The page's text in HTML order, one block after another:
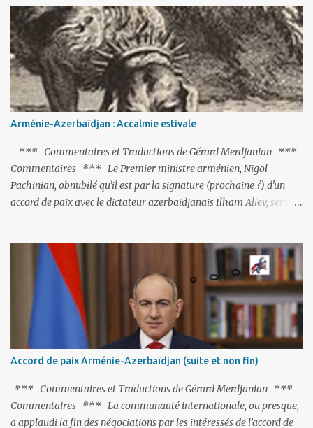
actions menées par le président Erdoğan, et pour certains sur la
réalisation du putsch lui-même.
Arménie-Azerbaïdjan : Accalmie estivale
*** Commentaires et Traductions de Gérard Merdjanian ***
Commentaires *** Le Premier ministre arménien, Nigol
Pachinian, obnubilé qu'il est par la signature (prochaine ?) d'un
accord de paix avec le dictateur azerbaïdjanais Ilham Aliev, serait
C'est hélas fort peu probable ; l'Histoire ou la Littérature ne sont
pas ses points forts, pas plus d'ailleurs que les négociations avec le
tandem turco-azéri. Faisant fi de tout ce qui précède la chute de
l'URSS, il est exclusivement intéressé par ce qu'il nomme «
l'Arménie réelle ». Même les trois présidents qu'ils l'ont précédés ne
trouvent pas grâce à ses yeux, les traitant de tous les noms, avant
de les traîner en justice. Et comme les politiciens ne lui suffisent
pas, il s'attaque aux dignitaires de l'Église arménienne, les...
Accord de paix Arménie-Azerbaïdjan (suite et non fin)
*** Commentaires et Traductions de Gérard Merdjanian ***
Commentaires *** La communauté internationale, ou presque,
a applaudi la fin des négociations par les intéressés de l’accord de